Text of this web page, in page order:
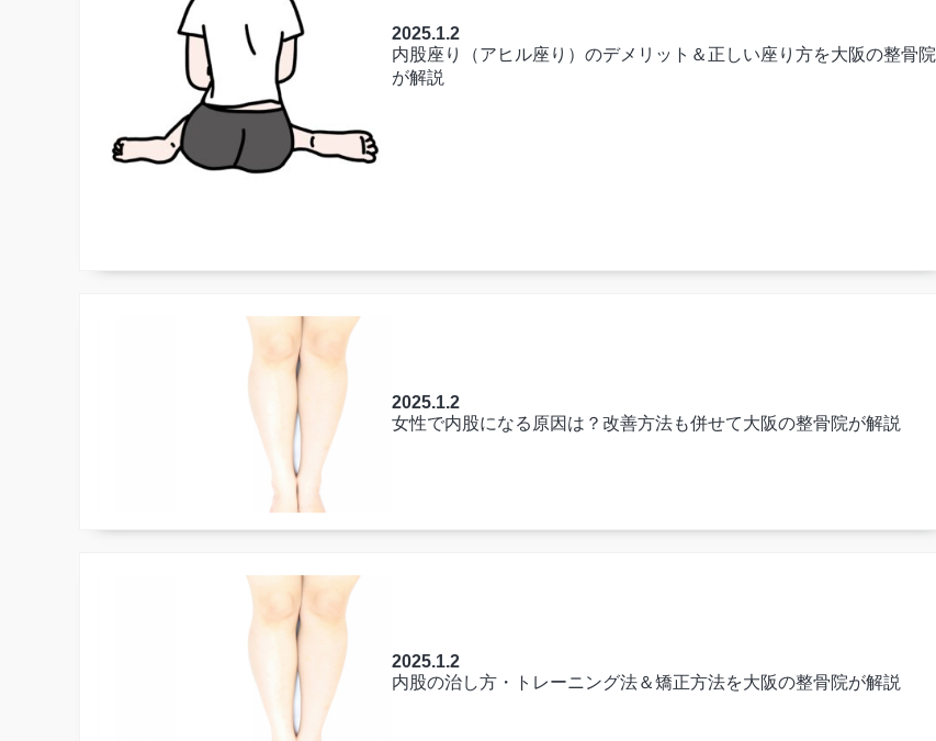
2025.1.2
内股座り（アヒル座り）のデメリット＆正しい座り方を大阪の整骨院
が解説
2025.1.2
女性で内股になる原因は？改善方法も併せて大阪の整骨院が解説
2025.1.2
内股の治し方・トレーニング法＆矯正方法を大阪の整骨院が解説